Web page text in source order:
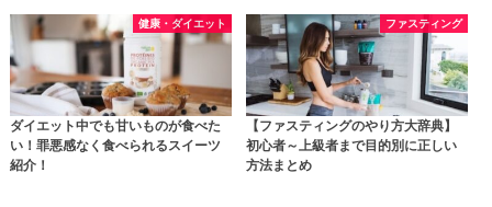
健康・ダイエット
ダイエット中でも甘いものが食べた
い！罪悪感なく食べられるスイーツ
紹介！
ファスティング
【ファスティングのやり方大辞典】
初心者～上級者まで目的別に正しい
方法まとめ